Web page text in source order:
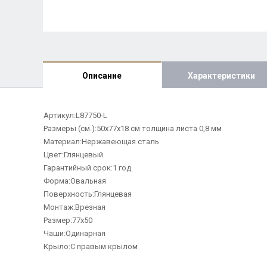
Описание Характеристики
Артикул:L87750-L
Размеры (см.):50x77x18 см толщина листа 0,8 мм
Материал:Нержавеющая сталь
Цвет:Глянцевый
Гарантийный срок:1 год
Форма:Овальная
Поверхность:Глянцевая
Монтаж:Врезная
Размер:77x50
Чаши:Одинарная
Крыло:С правым крылом